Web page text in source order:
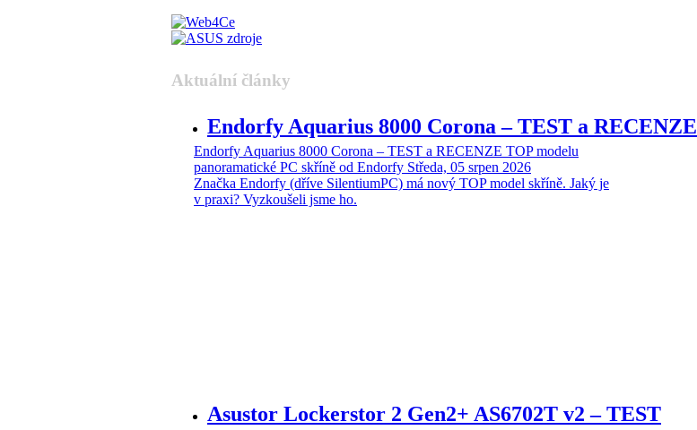
Aktuální články
Endorfy Aquarius 8000 Corona – TEST a RECENZE
Endorfy Aquarius 8000 Corona – TEST a RECENZE TOP modelu
panoramatické PC skříně od Endorfy Středa, 05 srpen 2026
Značka Endorfy (dříve SilentiumPC) má nový TOP model skříně. Jaký je
v praxi? Vyzkoušeli jsme ho.
Asustor Lockerstor 2 Gen2+ AS6702T v2 – TEST